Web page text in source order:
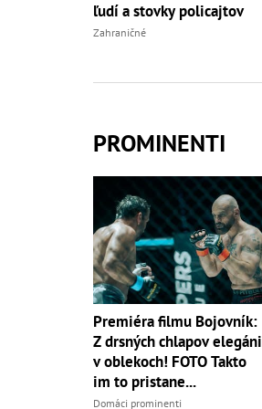
ľudí a stovky policajtov
Zahraničné
PROMINENTI
Premiéra filmu Bojovník:
Z drsných chlapov elegáni
v oblekoch! FOTO Takto
im to pristane...
Domáci prominenti